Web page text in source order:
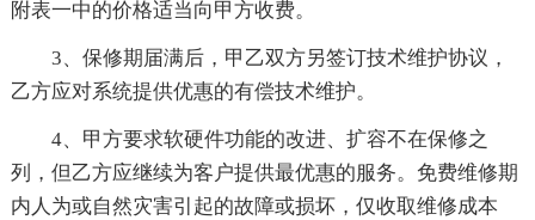
附表一中的价格适当向甲方收费。
3、保修期届满后，甲乙双方另签订技术维护协议，
乙方应对系统提供优惠的有偿技术维护。
4、甲方要求软硬件功能的改进、扩容不在保修之
列，但乙方应继续为客户提供最优惠的服务。免费维修期
内人为或自然灾害引起的故障或损坏，仅收取维修成本